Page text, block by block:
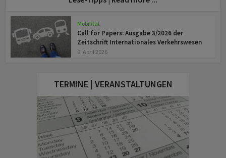
Mobilität
Call for Papers: Ausgabe 3/2026 der
Zeitschrift Internationales Verkehrswesen
9. April 2026
TERMINE | VERANSTALTUNGEN